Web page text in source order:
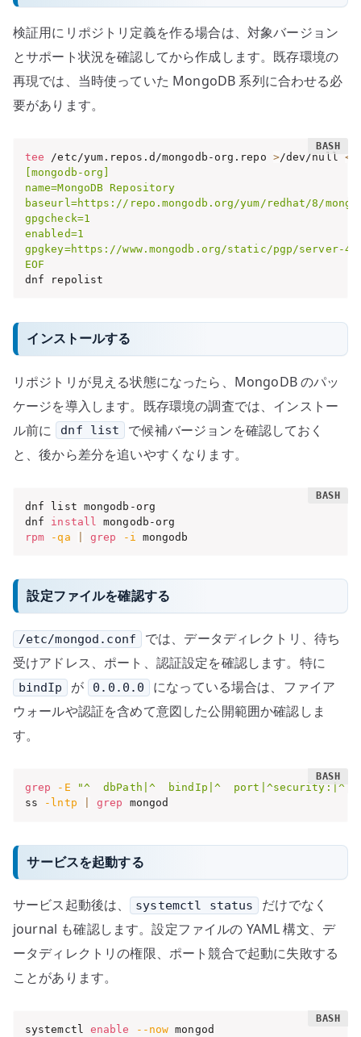
検証用にリポジトリ定義を作る場合は、対象バージョン
とサポート状況を確認してから作成します。既存環境の
再現では、当時使っていた MongoDB 系列に合わせる必
要があります。
tee /etc/yum.repos.d/mongodb-org.repo >/dev/null <<
[mongodb-org]
name=MongoDB Repository
baseurl=https://repo.mongodb.org/yum/redhat/8/
gpgcheck=1
enabled=1
gpgkey=https://www.mongodb.org/static/pgp/server-
EOF
dnf repolist
インストールする
リポジトリが見える状態になったら、MongoDB のパッ
ケージを導入します。既存環境の調査では、インストー
ル前に
dnf list
で候補バージョンを確認しておく
と、後から差分を追いやすくなります。
dnf list mongodb-org
dnf install
rpm
-qa grep -i mongodb
設定ファイルを確認する
/etc/mongod.conf
では、データディレクトリ、待ち
受けアドレス、ポート、認証設定を確認します。特に
bindIp が 0.0.0.0
になっている場合は、ファイア
ウォールや認証を含めて意図した公開範囲か確認しま
す。
grep -E
"^  dbPath|^  bindIp|^  port|^security:|^
ss
-lntp grep mongod
サービスを起動する
サービス起動後は、 systemctl status
だけでなく
journal も確認します。設定ファイルの YAML 構文、デ
ータディレクトリの権限、ポート競合で起動に失敗する
ことがあります。
systemctl enable --now mongod